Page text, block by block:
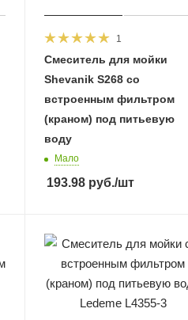
1
Смеситель для мойки
Shevanik S268 со
встроенным фильтром
(краном) под питьевую
воду
Мало
193.98 руб./шт